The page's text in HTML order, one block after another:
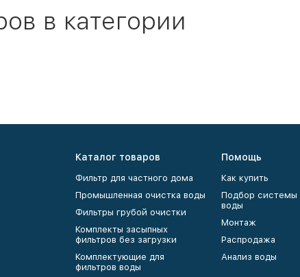
в категории
Каталог товаров
Фильтр для частного дома
Промышленная очистка воды
Фильтры грубой очистки
Комплекты засыпных
фильтров без загрузки
Комплектующие для
фильтров воды
Помощь
Как купить
Подбор системы
воды
Монтаж
Распродажа
Анализ воды